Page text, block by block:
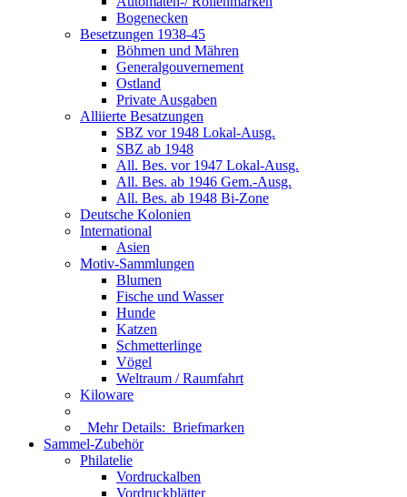
Bogenecken
Besetzungen 1938-45
Böhmen und Mähren
Generalgouvernement
Ostland
Private Ausgaben
Alliierte Besatzungen
SBZ vor 1948 Lokal-Ausg.
SBZ ab 1948
All. Bes. vor 1947 Lokal-Ausg.
All. Bes. ab 1946 Gem.-Ausg.
All. Bes. ab 1948 Bi-Zone
Deutsche Kolonien
International
Asien
Motiv-Sammlungen
Blumen
Fische und Wasser
Hunde
Katzen
Schmetterlinge
Vögel
Weltraum / Raumfahrt
Kiloware
Mehr Details: Briefmarken
Sammel-Zubehör
Philatelie
Vordruckalben
Vordruckblätter